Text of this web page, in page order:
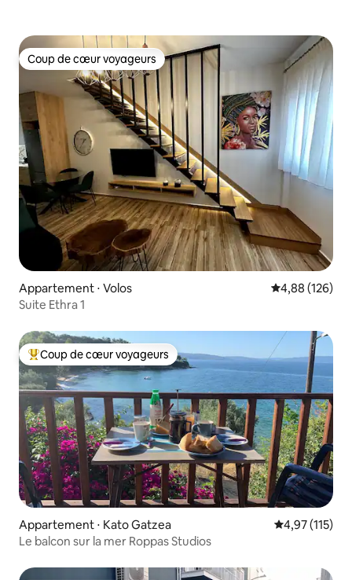
Coup de cœur voyageurs
Coup de cœur voyageurs
Appartement ⋅ Volos Évaluation
4,88 (126)
Suite Ethra 1
Coups de cœur voyageurs les plus appréciés
Coup de cœur voyageurs
Appartement ⋅ Kato Gatzea Évaluation
4,97 (115)
Le balcon sur la mer Roppas Studios